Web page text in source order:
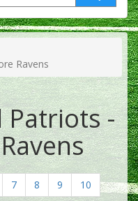
Ravens
Patriots -
7 8 9
10